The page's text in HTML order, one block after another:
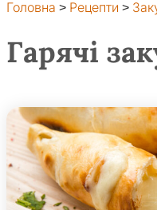
Головна > Рецепти >
Гарячі